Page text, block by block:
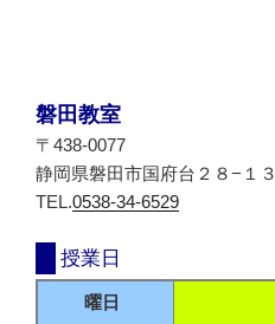
磐田教室
〒438-0077
静岡県磐田市国府台２８−１３
TEL.0538-34-6529
授業日
曜日